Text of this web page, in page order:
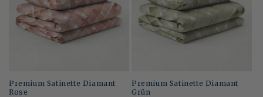
Premium Satinette Diamant
Rose
Premium Satinette Diamant
Grün